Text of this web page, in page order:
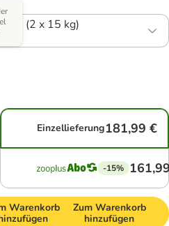
(2 x 15 kg)
Einzellieferung181,99 €
-15%
Warenkorb
Zum Warenkorb
hinzufügen